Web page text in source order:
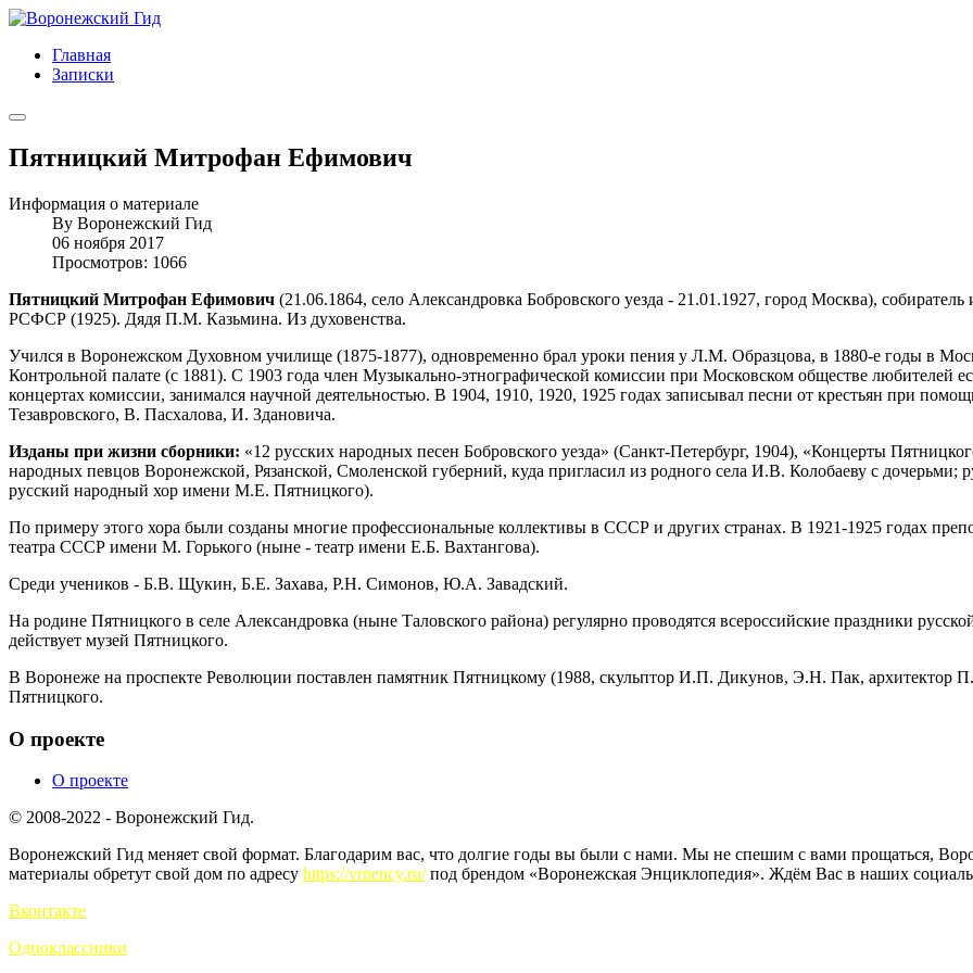
Главная
Записки
Пятницкий Митрофан Ефимович
Информация о материале
By Воронежский Гид
06 ноября 2017
Просмотров: 1066
Пятницкий Митрофан Ефимович (21.06.1864, село Александровка Бобровского уезда - 21.01.1927, город Москва),
РСФСР (1925). Дядя П.М. Казьмина. Из духовенства.
Учился в Воронежском Духовном училище (1875-1877), одновременно брал уроки пения у Л.М. Образцова, в 1880-е годы в
Контрольной палате (с 1881). С 1903 года член Музыкально-этнографической комиссии при Московском обществе любителей
концертах комиссии, занимался научной деятельностью. В 1904, 1910, 1920, 1925 годах записывал песни от крестьян при
Тезавровского, В. Пасхалова, И. Здановича.
Изданы при жизни сборники: «12 русских народных песен Бобровского уезда» (Санкт-Петербург, 1904), «Концерты
народных певцов Воронежской, Рязанской, Смоленской губерний, куда пригласил из родного села И.В. Колобаеву с дочерьми;
русский народный хор имени М.Е. Пятницкого).
По примеру этого хора были созданы многие профессиональные коллективы в СССР и других странах. В 1921-1925 годах
театра СССР имени М. Горького (ныне - театр имени Е.Б. Вахтангова).
Среди учеников - Б.В. Щукин, Б.Е. Захава, Р.Н. Симонов, Ю.А. Завадский.
На родине Пятницкого в селе Александровка (ныне Таловского района) регулярно проводятся всероссийские праздники
действует музей Пятницкого.
В Воронеже на проспекте Революции поставлен памятник Пятницкому (1988, скульптор И.П. Дикунов, Э.Н. Пак, архитектор
Пятницкого.
О проекте
О проекте
© 2008-2022 - Воронежский Гид.
Воронежский Гид меняет свой формат. Благодарим вас, что долгие годы вы были с нами. Мы не спешим с вами прощаться,
материалы обретут свой дом по адресу https://vrnency.ru/под брендом «Воронежская Энциклопедия». Ждём Вас в наших
Вконтакте
Одноклассники